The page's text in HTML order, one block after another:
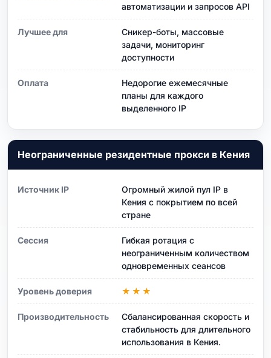
автоматизации и запросов API
Лучшее для
Сникер-боты, массовые
задачи, мониторинг
доступности
Оплата
Недорогие ежемесячные
планы для каждого
выделенного IP
Неограниченные резидентные прокси в Кения
Источник IP
Огромный жилой пул IP в
Кения с покрытием по всей
стране
Сессия
Гибкая ротация с
неограниченным количеством
одновременных сеансов
Уровень доверия ★★★
Производительность
Сбалансированная скорость и
стабильность для длительного
использования в Кения.